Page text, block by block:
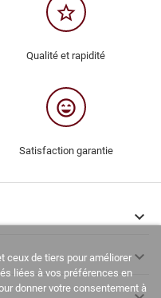
star_border
Qualité et rapidité
sentiment_very_satisfied
Satisfaction garantie


ceux de tiers pour améliorer
liées à vos préférences en
donner votre consentement à